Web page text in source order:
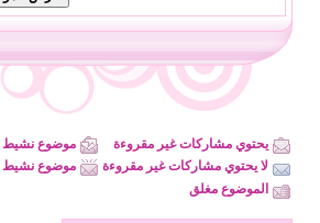
يحتوي مشاركات غير مقروءة
موضوع نشيط
لا يحتوي مشاركات غير مقروءة
موضوع نشيط
الموضوع مغلق